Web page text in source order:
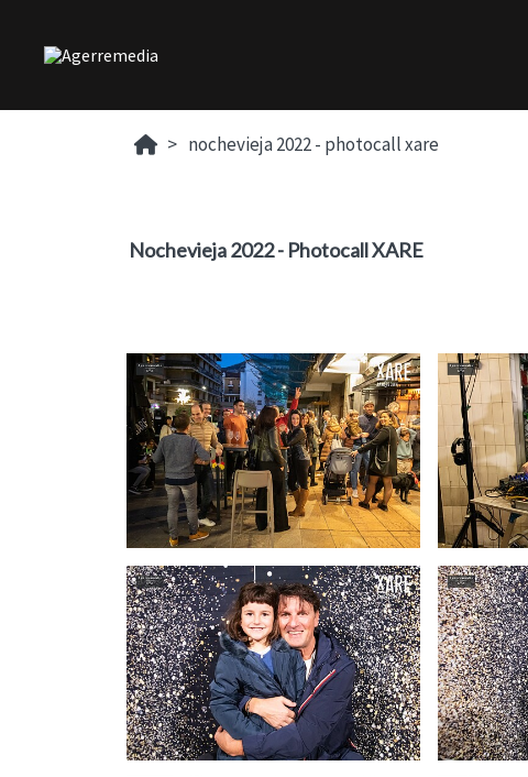
nochevieja 2022 - photocall xare
Nochevieja 2022 - Photocall XARE